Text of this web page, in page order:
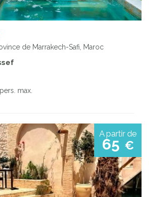
de Marrakech-Safi, Maroc
max.
A partir de
65 €